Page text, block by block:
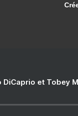
DiCaprio et Tobey